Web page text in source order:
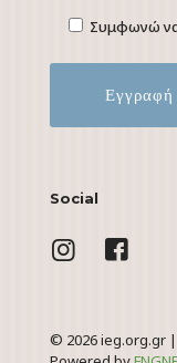
Συμφωνώ
Social
© 2026 ieg.org.gr